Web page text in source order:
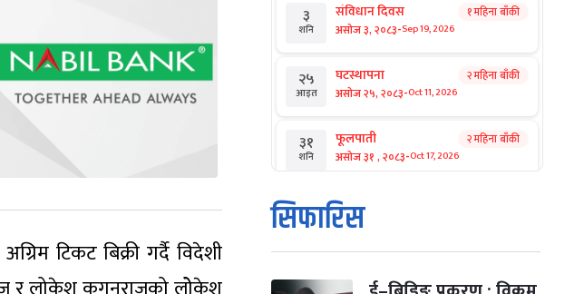
टिकट बिक्री गर्दै विदेशी
३
शनि
संविधान दिवस
असोज ३, २०८३-Sep 19, 2026
१ महिना बाँकी
२५
आइत
घटस्थापना
असोज २५, २०८३-Oct 11, 2026
२ महिना बाँकी
३१
शनि
फूलपाती
असोज ३१ , २०८३-Oct 17, 2026
२ महिना बाँकी
१
आइत
कार्तिक सङ्क्रान्ति
कार्तिक १, २०८३
मंगल कार्तिक ३, २०८३-Oct 20, 2026
सिफारिस